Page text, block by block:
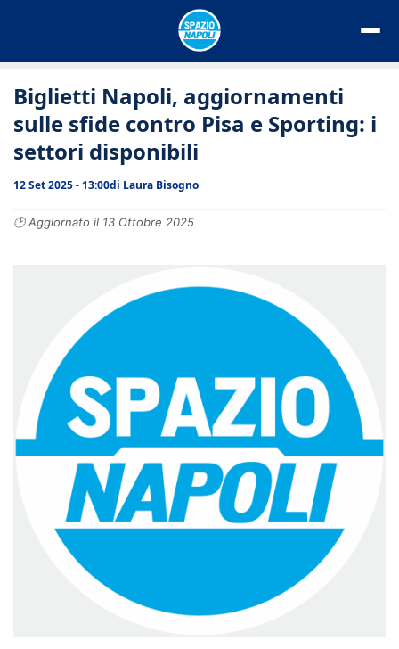
Biglietti Napoli, aggiornamenti
sulle sfide contro Pisa e Sporting: i
settori disponibili
12 Set 2025 - 13:00di Laura Bisogno
🕑 Aggiornato il 13 Ottobre 2025